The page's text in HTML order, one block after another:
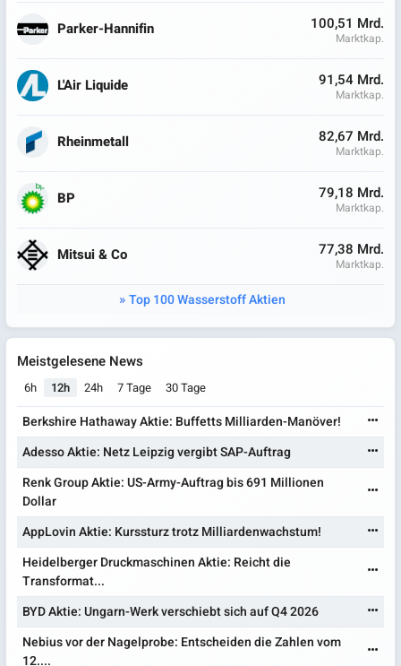
Parker-Hannifin 100,51 Mrd.
Marktkap.
L'Air Liquide 91,54 Mrd.
Marktkap.
Rheinmetall 82,67 Mrd.
Marktkap.
BP 79,18 Mrd.
Marktkap.
Mitsui & Co 77,38 Mrd.
Marktkap.
Top 100 Wasserstoff Aktien
Meistgelesene News
6h 12h 24h 7 Tage 30 Tage
Berkshire Hathaway Aktie: Buffetts Milliarden-Manöver!
Adesso Aktie: Netz Leipzig vergibt SAP-Auftrag
Renk Group Aktie: US-Army-Auftrag bis 691 Millionen
Dollar
AppLovin Aktie: Kurssturz trotz Milliardenwachstum!
Heidelberger Druckmaschinen Aktie: Reicht die
Transformat...
BYD Aktie: Ungarn-Werk verschiebt sich auf Q4 2026
Nebius vor der Nagelprobe: Entscheiden die Zahlen vom
12....